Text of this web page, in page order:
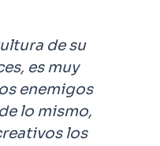
de su
es muy
enemigos
lo mismo,
los